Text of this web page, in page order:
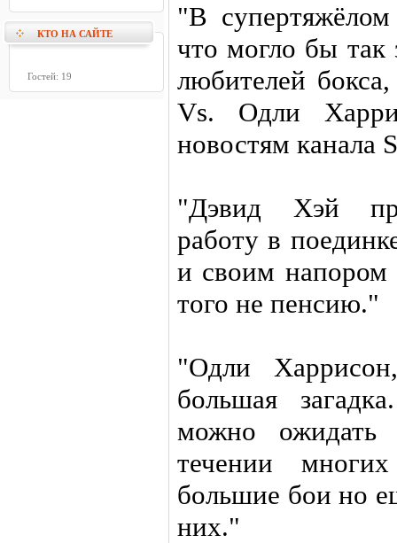
КТО НА САЙТЕ
Гостей: 19
"В
что могло бы так
любителей
Vs. Одли
новостям канала
"Дэвид Хэй
работу в
и своим
того не пенсию."
"Одли
большая
можно
течении
большие бои но
них."